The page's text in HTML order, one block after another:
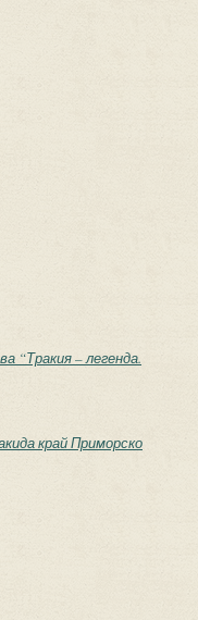
“Тракия – легенда.
край Приморско